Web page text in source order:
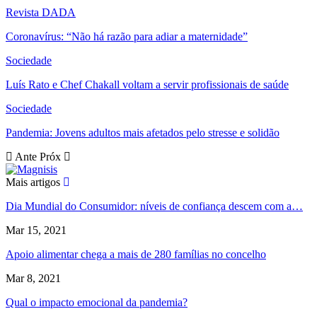
Revista DADA
Coronavírus: “Não há razão para adiar a maternidade”
Sociedade
Luís Rato e Chef Chakall voltam a servir profissionais de saúde
Sociedade
Pandemia: Jovens adultos mais afetados pelo stresse e solidão
Ante Próx
Mais artigos
Dia Mundial do Consumidor: níveis de confiança descem com a…
Mar 15, 2021
Apoio alimentar chega a mais de 280 famílias no concelho
Mar 8, 2021
Qual o impacto emocional da pandemia?